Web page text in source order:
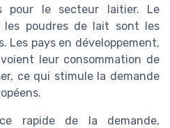
pour le secteur laitier. Le
les poudres de lait sont les
Les pays en développement,
leur consommation de
ce qui stimule la demande
rapide de la demande,